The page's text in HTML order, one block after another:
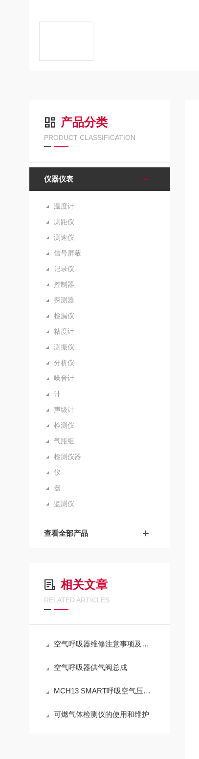
产品分类
PRODUCT CLASSIFICATION
仪器仪表
温度计
测距仪
测速仪
信号屏蔽
记录仪
控制器
探测器
检漏仪
粘度计
测振仪
分析仪
噪音计
计
声级计
检测仪
气瓶组
检测仪器
仪
器
监测仪
查看全部产品
相关文章
RELATED ARTICLES
空气呼吸器维修注意事项及常见故障排除
空气呼吸器供气阀总成
MCH13 SMART呼吸空气压缩机进行维护保养的秘籍
可燃气体检测仪的使用和维护